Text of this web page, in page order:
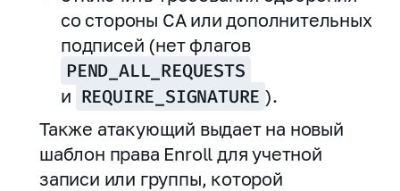
со стороны CA или дополнительных
подписей (нет флагов
PEND_ALL_REQUESTS
и REQUIRE_SIGNATURE ).
Также атакующий выдает на новый
шаблон права Enroll для учетной
записи или группы, которой